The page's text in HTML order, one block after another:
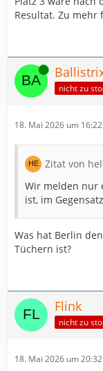
Resultat. Zu mehr
Online
nicht zu
18. Mai 2026 um 16:22
Zitat von
Wir melden nur
ist, im
Was hat Berlin
Tüchern ist?
Flink
nicht zu
18. Mai 2026 um 20:32